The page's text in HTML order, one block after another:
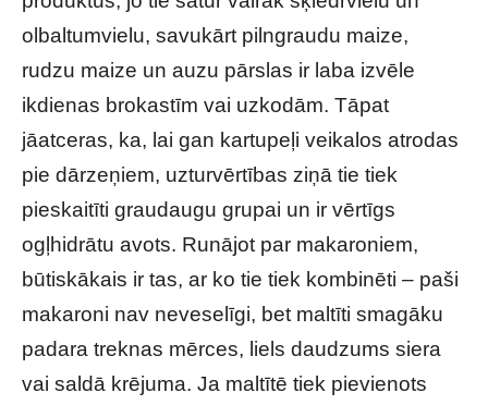
olbaltumvielu, savukārt pilngraudu maize,
rudzu maize un auzu pārslas ir laba izvēle
ikdienas brokastīm vai uzkodām. Tāpat
jāatceras, ka, lai gan kartupeļi veikalos atrodas
pie dārzeņiem, uzturvērtības ziņā tie tiek
pieskaitīti graudaugu grupai un ir vērtīgs
ogļhidrātu avots. Runājot par makaroniem,
būtiskākais ir tas, ar ko tie tiek kombinēti – paši
makaroni nav neveselīgi, bet maltīti smagāku
padara treknas mērces, liels daudzums siera
vai saldā krējuma. Ja maltītē tiek pievienots